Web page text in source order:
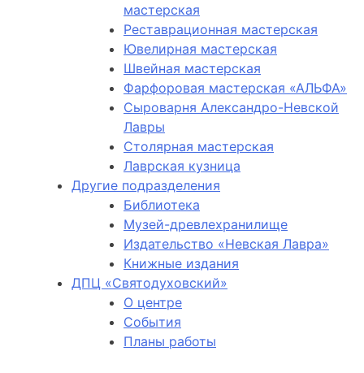
мастерская
Реставрационная мастерская
Ювелирная мастерская
Швейная мастерская
Фарфоровая мастерская «АЛЬФА»
Сыроварня Александро-Невской
Лавры
Столярная мастерская
Лаврская кузница
Другие подразделения
Библиотека
Музей-древлехранилище
Издательство «Невская Лавра»
Книжные издания
ДПЦ «Святодуховский»
О центре
События
Планы работы